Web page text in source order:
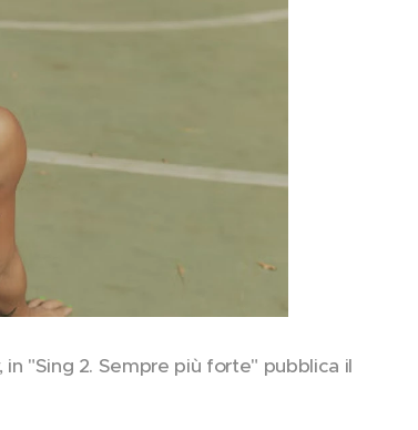
"Sing 2. Sempre più forte" pubblica il